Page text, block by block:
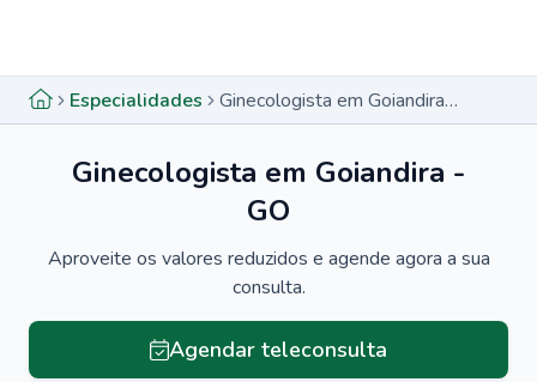
Especialidades Ginecologista em Goiandira - GO
Ginecologista em Goiandira -
GO
Aproveite os valores reduzidos e agende agora a sua
consulta.
Agendar teleconsulta